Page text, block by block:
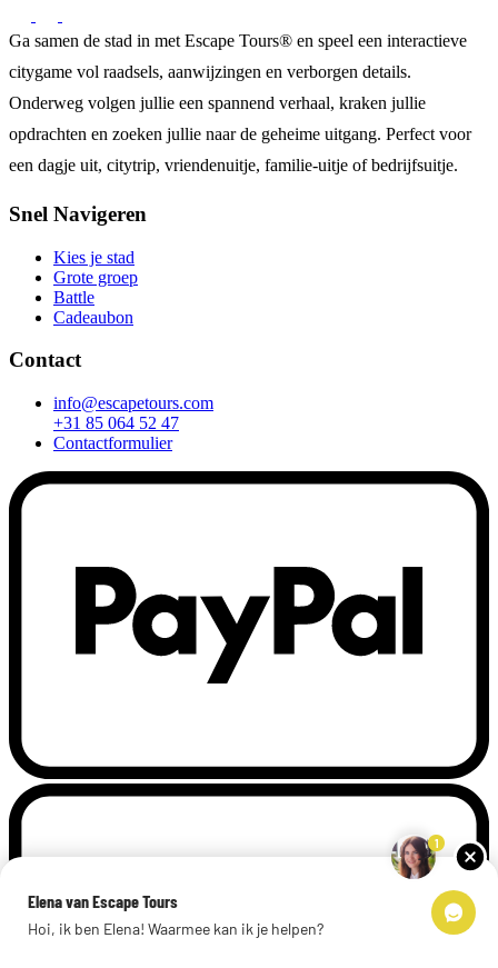
Ga samen de stad in met Escape Tours® en speel een interactieve
citygame vol raadsels, aanwijzingen en verborgen details.
Onderweg volgen jullie een spannend verhaal, kraken jullie
opdrachten en zoeken jullie naar de geheime uitgang. Perfect voor
een dagje uit, citytrip, vriendenuitje, familie-uitje of bedrijfsuitje.
Snel Navigeren
Kies je stad
Grote groep
Battle
Cadeaubon
Contact
info@escapetours.com
+31 85 064 52 47
Contactformulier
1
Elena van Escape Tours
Hoi, ik ben Elena! Waarmee kan ik je helpen?